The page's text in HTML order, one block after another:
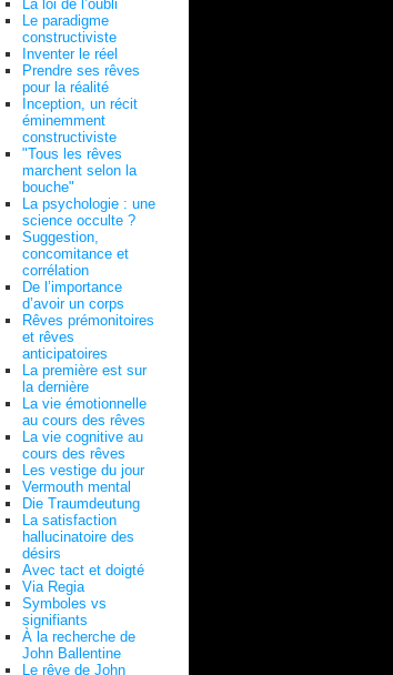
La loi de l’oubli
Le paradigme
constructiviste
Inventer le réel
Prendre ses rêves
pour la réalité
Inception, un récit
éminemment
constructiviste
"Tous les rêves
marchent selon la
bouche"
La psychologie : une
science occulte ?
Suggestion,
concomitance et
corrélation
De l’importance
d’avoir un corps
Rêves prémonitoires
et rêves
anticipatoires
La première est sur
la dernière
La vie émotionnelle
au cours des rêves
La vie cognitive au
cours des rêves
Les vestige du jour
Vermouth mental
Die Traumdeutung
La satisfaction
hallucinatoire des
désirs
Avec tact et doigté
Via Regia
Symboles vs
signifiants
À la recherche de
John Ballentine
Le rêve de John